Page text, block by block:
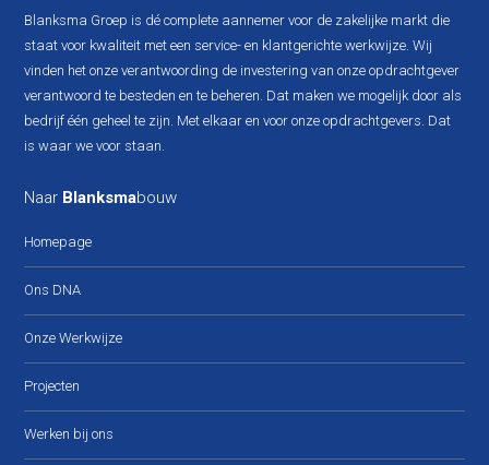
Blanksma Groep is dé complete aannemer voor de zakelijke markt die
staat voor kwaliteit met een service- en klantgerichte werkwijze. Wij
vinden het onze verantwoording de investering van onze opdrachtgever
verantwoord te besteden en te beheren. Dat maken we mogelijk door als
bedrijf één geheel te zijn. Met elkaar en voor onze opdrachtgevers. Dat
is waar we voor staan.
Naar Blanksmabouw
Homepage
Ons DNA
Onze Werkwijze
Projecten
Werken bij ons